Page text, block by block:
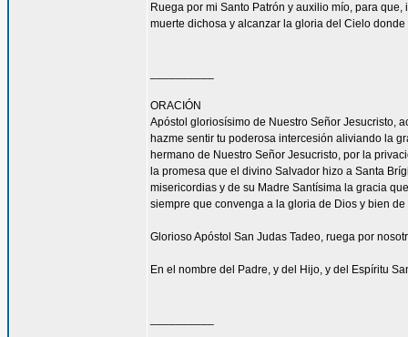
Ruega por mi Santo Patrón y auxilio mío, para
muerte dichosa y alcanzar la gloria del Cielo
ORACIÓN
Apóstol gloriosísimo de Nuestro Señor Jesucristo,
hazme sentir tu poderosa intercesión aliviando la
hermano de Nuestro Señor Jesucristo, por la
la promesa que el divino Salvador hizo a Santa
misericordias y de su Madre Santísima la gracia
siempre que convenga a la gloria de Dios y bien de
Glorioso Apóstol San Judas Tadeo, ruega por
En el nombre del Padre, y del Hijo, y del Espíritu